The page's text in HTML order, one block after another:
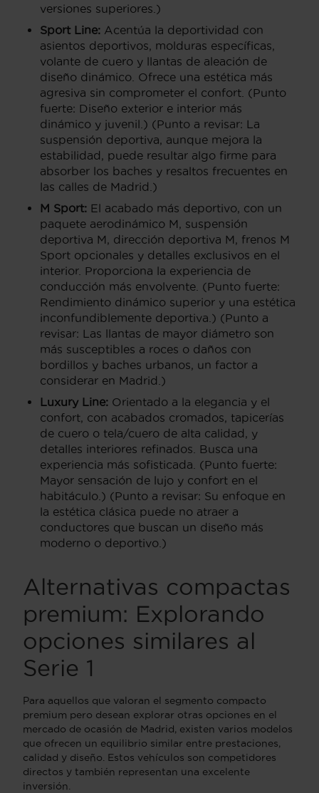
versiones superiores.)
Sport Line: Acentúa la deportividad con
asientos deportivos, molduras específicas,
volante de cuero y llantas de aleación de
diseño dinámico. Ofrece una estética más
agresiva sin comprometer el confort. (Punto
fuerte: Diseño exterior e interior más
dinámico y juvenil.) (Punto a revisar: La
suspensión deportiva, aunque mejora la
estabilidad, puede resultar algo firme para
absorber los baches y resaltos frecuentes en
las calles de Madrid.)
M Sport: El acabado más deportivo, con un
paquete aerodinámico M, suspensión
deportiva M, dirección deportiva M, frenos M
Sport opcionales y detalles exclusivos en el
interior. Proporciona la experiencia de
conducción más envolvente. (Punto fuerte:
Rendimiento dinámico superior y una estética
inconfundiblemente deportiva.) (Punto a
revisar: Las llantas de mayor diámetro son
más susceptibles a roces o daños con
bordillos y baches urbanos, un factor a
considerar en Madrid.)
Luxury Line: Orientado a la elegancia y el
confort, con acabados cromados, tapicerías
de cuero o tela/cuero de alta calidad, y
detalles interiores refinados. Busca una
experiencia más sofisticada. (Punto fuerte:
Mayor sensación de lujo y confort en el
habitáculo.) (Punto a revisar: Su enfoque en
la estética clásica puede no atraer a
conductores que buscan un diseño más
moderno o deportivo.)
Alternativas compactas
premium: Explorando
opciones similares al
Serie 1
Para aquellos que valoran el segmento compacto
premium pero desean explorar otras opciones en el
mercado de ocasión de Madrid, existen varios modelos
que ofrecen un equilibrio similar entre prestaciones,
calidad y diseño. Estos vehículos son competidores
directos y también representan una excelente
inversión.